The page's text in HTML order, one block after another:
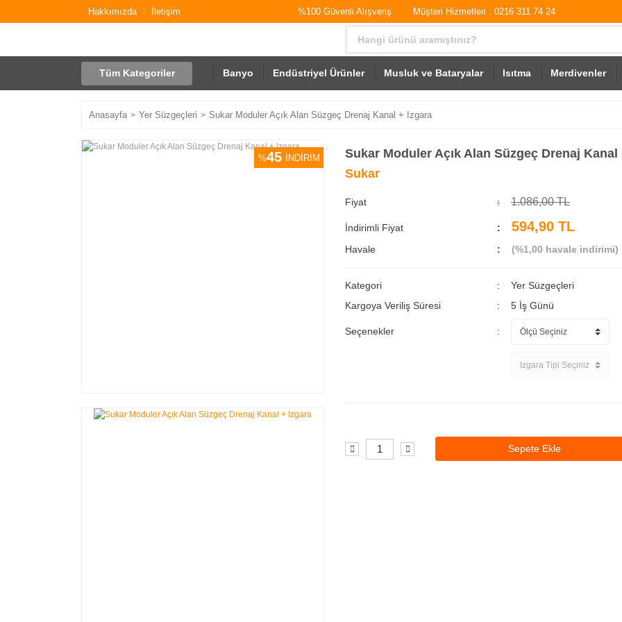
Hakkımızda İletişim %100 Güvenli Alışveriş Müşteri Hizmetleri : 0216 311 74 24
Tüm Kategoriler Banyo Endüstriyel Ürünler Musluk ve Bataryalar Isıtma Merdivenler
Anasayfa Yer Süzgeçleri Sukar Moduler Açık Alan Süzgeç Drenaj Kanal + Izgara
%45 İNDİRİM
Sukar Moduler Açık Alan Süzgeç Drenaj Kanal
Sukar
Fiyat 1.086,00 TL
İndirimli Fiyat 594,90 TL
Havale (%1,00 havale indirimi)
Kategori
Yer Süzgeçleri
Kargoya Veriliş Süresi
5 İş Günü
Seçenekler
Sepete Ekle